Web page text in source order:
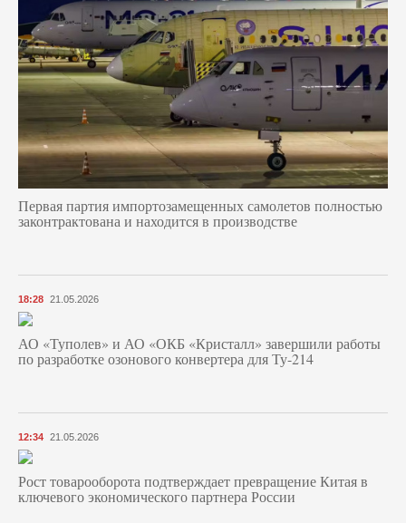
Первая партия импортозамещенных самолетов полностью
законтрактована и находится в производстве
18:28 21.05.2026
АО «Туполев» и АО «ОКБ «Кристалл» завершили работы
по разработке озонового конвертера для Ту-214
12:34 21.05.2026
Рост товарооборота подтверждает превращение Китая в
ключевого экономического партнера России